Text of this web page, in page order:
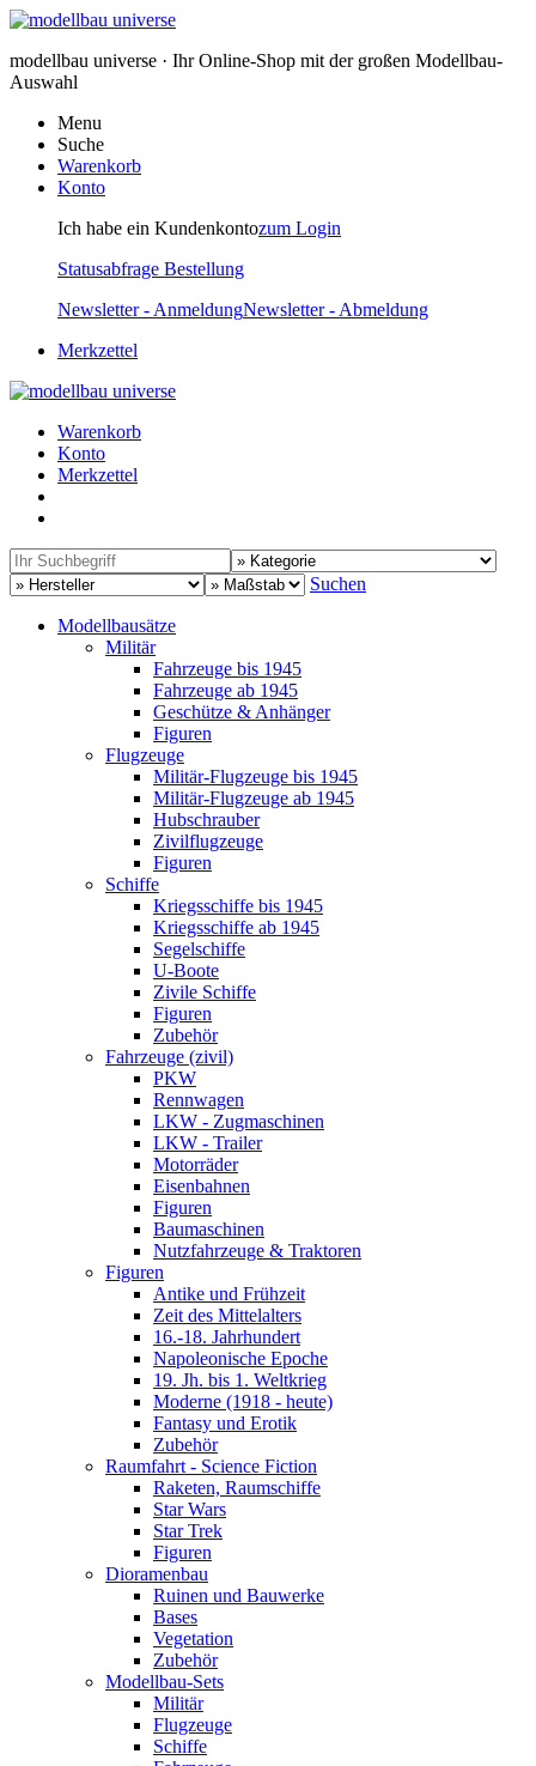
modellbau universe · Ihr Online-Shop mit der großen Modellbau-
Auswahl
Menu
Suche
Warenkorb
Konto
Ich habe ein Kundenkontozum Login
Statusabfrage Bestellung
Newsletter - AnmeldungNewsletter - Abmeldung
Merkzettel
Warenkorb
Konto
Merkzettel
Suchen
Modellbausätze
Militär
Fahrzeuge bis 1945
Fahrzeuge ab 1945
Geschütze & Anhänger
Figuren
Flugzeuge
Militär-Flugzeuge bis 1945
Militär-Flugzeuge ab 1945
Hubschrauber
Zivilflugzeuge
Figuren
Schiffe
Kriegsschiffe bis 1945
Kriegsschiffe ab 1945
Segelschiffe
U-Boote
Zivile Schiffe
Figuren
Zubehör
Fahrzeuge (zivil)
PKW
Rennwagen
LKW - Zugmaschinen
LKW - Trailer
Motorräder
Eisenbahnen
Figuren
Baumaschinen
Nutzfahrzeuge & Traktoren
Figuren
Antike und Frühzeit
Zeit des Mittelalters
16.-18. Jahrhundert
Napoleonische Epoche
19. Jh. bis 1. Weltkrieg
Moderne (1918 - heute)
Fantasy und Erotik
Zubehör
Raumfahrt - Science Fiction
Raketen, Raumschiffe
Star Wars
Star Trek
Figuren
Dioramenbau
Ruinen und Bauwerke
Bases
Vegetation
Zubehör
Modellbau-Sets
Militär
Flugzeuge
Schiffe